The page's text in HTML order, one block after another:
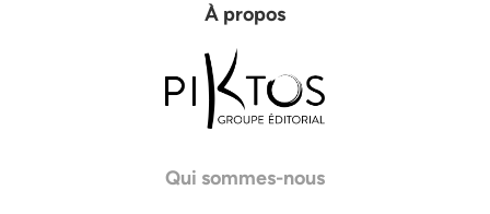
À propos
Qui sommes-nous